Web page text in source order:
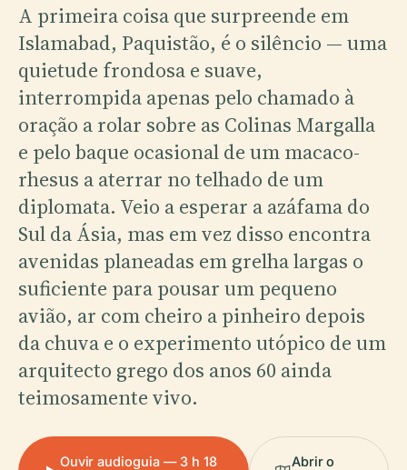
A primeira coisa que surpreende em
Islamabad, Paquistão, é o silêncio — uma
quietude frondosa e suave,
interrompida apenas pelo chamado à
oração a rolar sobre as Colinas Margalla
e pelo baque ocasional de um macaco-
rhesus a aterrar no telhado de um
diplomata. Veio a esperar a azáfama do
Sul da Ásia, mas em vez disso encontra
avenidas planeadas em grelha largas o
suficiente para pousar um pequeno
avião, ar com cheiro a pinheiro depois
da chuva e o experimento utópico de um
arquitecto grego dos anos 60 ainda
teimosamente vivo.
Ouvir audioguia — 3 h 18
Abrir o